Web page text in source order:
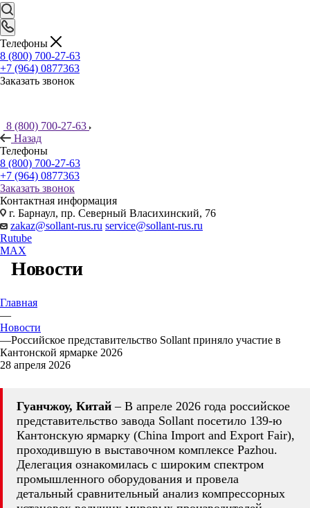
Телефоны
8 (800) 700-27-63
+7 (964) 0877363
Заказать звонок
8 (800) 700-27-63
Назад
Телефоны
8 (800) 700-27-63
+7 (964) 0877363
Заказать звонок
Контактная информация
г. Барнаул, пр. Северный Власихинский, 76
zakaz@sollant-rus.ru service@sollant-rus.ru
Rutube
MAX
Новости
Главная
—
Новости
—Российское представительство Sollant приняло участие в
Кантонской ярмарке 2026
28 апреля 2026
Гуанчжоу, Китай – В апреле 2026 года российское
представительство завода Sollant посетило 139-ю
Кантонскую ярмарку (China Import and Export Fair),
проходившую в выставочном комплексе Pazhou.
Делегация ознакомилась с широким спектром
промышленного оборудования и провела
детальный сравнительный анализ компрессорных